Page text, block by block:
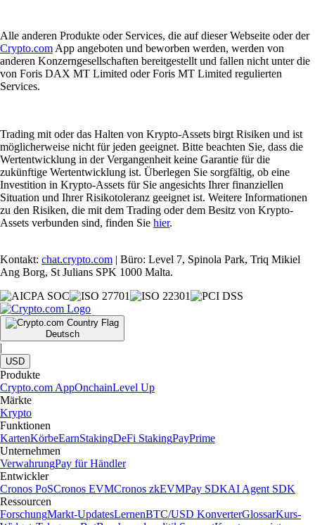
Alle anderen Produkte oder Services, die auf dieser Webseite oder der
Crypto.com App angeboten und beworben werden, werden von
anderen Konzerngesellschaften bereitgestellt und fallen nicht unter die
von Foris DAX MT Limited oder Foris MT Limited regulierten
Services.
Trading mit oder das Halten von Krypto-Assets birgt Risiken und ist
möglicherweise nicht für jeden geeignet. Bitte beachten Sie, dass die
Wertentwicklung in der Vergangenheit keine Garantie für die
zukünftige Wertentwicklung ist. Überlegen Sie sorgfältig, ob eine
Investition in Krypto-Assets für Sie angesichts Ihrer finanziellen
Situation und Ihrer Risikotoleranz geeignet ist. Weitere Informationen
zu den Risiken, die mit dem Trading oder dem Besitz von Krypto-
Assets verbunden sind, finden Sie hier.
Kontakt: chat.crypto.com | Büro: Level 7, Spinola Park, Triq Mikiel
Ang Borg, St Julians SPK 1000 Malta.
Deutsch
|
USD
Produkte
Crypto.com AppOnchainLevel Up
Märkte
Krypto
Funktionen
KartenKörbeEarnStakingDeFi StakingPayPrime
Unternehmen
VerwahrungPay für Händler
Entwickler
Cronos PoSCronos EVMCronos zkEVMPay SDKAI Agent SDK
Ressourcen
ForschungMarkt-UpdatesLernenBTC/USD KonverterGlossarKurs-